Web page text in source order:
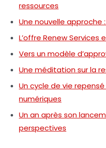
ressources
Une nouvelle approche
L’offre Renew Services
Vers un modèle
Une méditation sur la
Un cycle de vie
numériques
Un an après son
perspectives